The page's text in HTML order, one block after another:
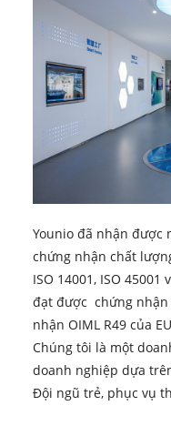
Younio đã nhận được
chứng nhận chất
ISO 14001, ISO 45001
đạt được chứng nhận
nhận OIML R49 của
Chúng tôi là một
doanh nghiệp dựa
Đội ngũ trẻ, phục vụ